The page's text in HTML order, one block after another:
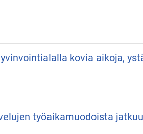
kovia aikoja,
työaikamuodoista